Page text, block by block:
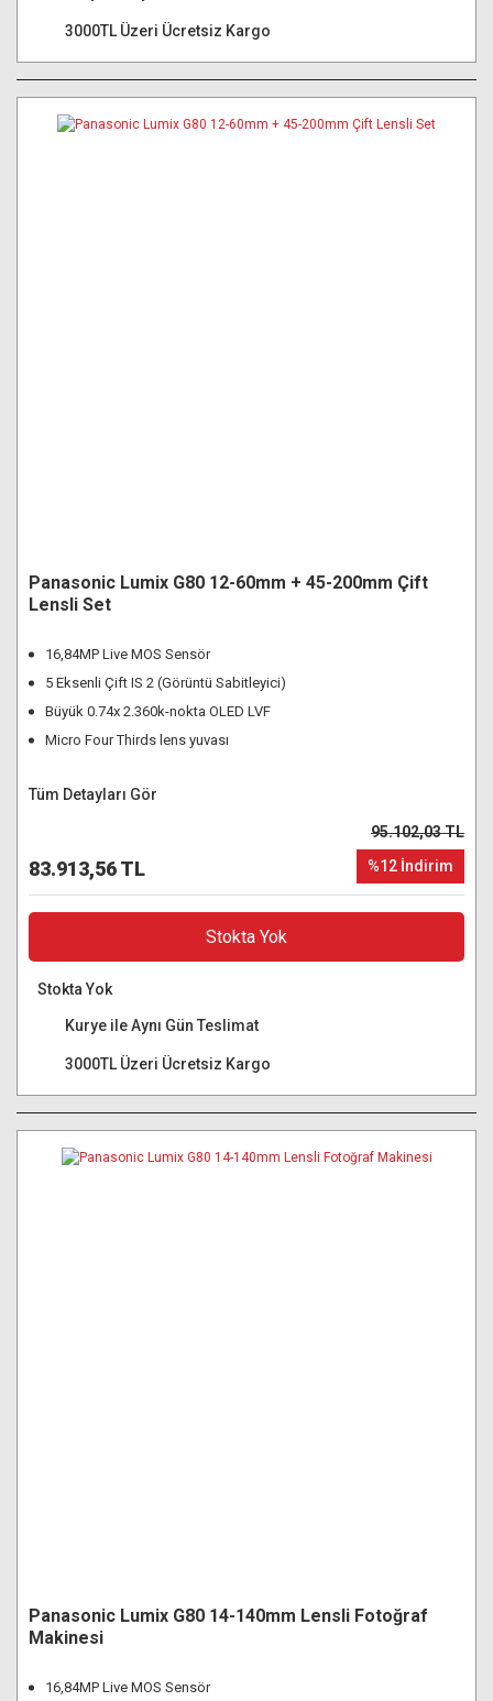
3000TL Üzeri Ücretsiz Kargo
Panasonic Lumix G80 12-60mm + 45-200mm Çift
Lensli Set
16,84MP Live MOS Sensör
5 Eksenli Çift IS 2 (Görüntü Sabitleyici)
Büyük 0.74x 2.360k-nokta OLED LVF
Micro Four Thirds lens yuvası
Tüm Detayları Gör
83.913,56 TL
95.102,03 TL
%12 İndirim
Stokta Yok
Stokta Yok
Kurye ile Aynı Gün Teslimat
3000TL Üzeri Ücretsiz Kargo
Panasonic Lumix G80 14-140mm Lensli Fotoğraf
Makinesi
16,84MP Live MOS Sensör